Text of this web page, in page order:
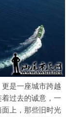
是一座城市跨越
过去的诚意，一
上，那些旧时光